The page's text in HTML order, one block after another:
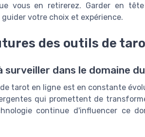
vous en retirerez. Garder en
votre choix et expérience.
des outils de
surveiller dans le domaine
tarot en ligne est en constante
qui promettent de
continue d'influencer ce